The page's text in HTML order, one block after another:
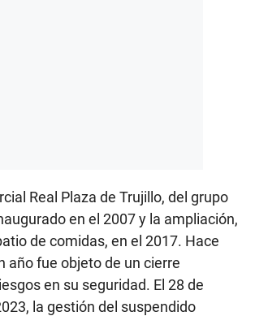
Real Plaza de Trujillo, del grupo
en el 2007 y la ampliación,
de comidas, en el 2017. Hace
año fue objeto de un cierre
en su seguridad. El 28 de
la gestión del suspendido